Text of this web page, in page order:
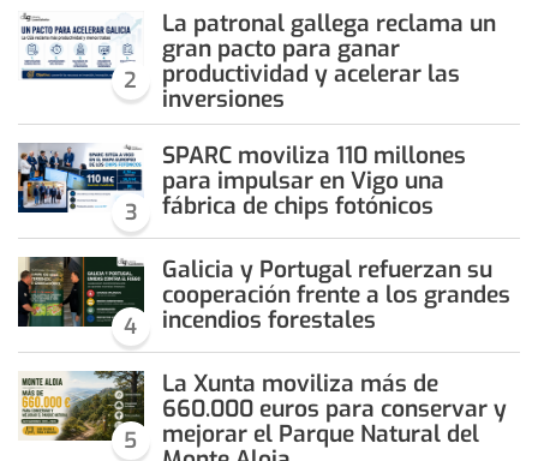
2
La patronal gallega reclama un
gran pacto para ganar
productividad y acelerar las
inversiones
3
SPARC moviliza 110 millones
para impulsar en Vigo una
fábrica de chips fotónicos
4
Galicia y Portugal refuerzan su
cooperación frente a los grandes
incendios forestales
5
La Xunta moviliza más de
660.000 euros para conservar y
mejorar el Parque Natural del